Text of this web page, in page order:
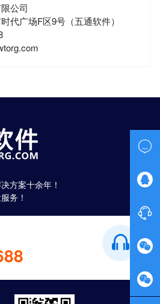
公司
代广场F区9号（五通软件）
方案十余年！
务！




